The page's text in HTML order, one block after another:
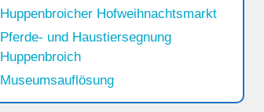
Huppenbroicher Hofweihnachtsmarkt
Pferde- und Haustiersegnung
Huppenbroich
Museumsauflösung